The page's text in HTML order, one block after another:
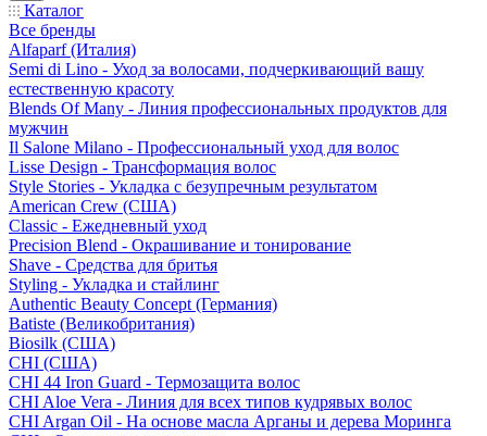
Каталог
Все бренды
Alfaparf (Италия)
Semi di Lino - Уход за волосами, подчеркивающий вашу
естественную красоту
Blends Of Many - Линия профессиональных продуктов для
мужчин
Il Salone Milano - Профессиональный уход для волос
Lisse Design - Трансформация волос
Style Stories - Укладка с безупречным результатом
American Crew (США)
Classic - Ежедневный уход
Precision Blend - Окрашивание и тонирование
Shave - Средства для бритья
Styling - Укладка и стайлинг
Authentic Beauty Concept (Германия)
Batiste (Великобритания)
Biosilk (США)
CHI (США)
CHI 44 Iron Guard - Термозащита волос
CHI Aloe Vera - Линия для всех типов кудрявых волос
CHI Argan Oil - На основе масла Арганы и дерева Моринга